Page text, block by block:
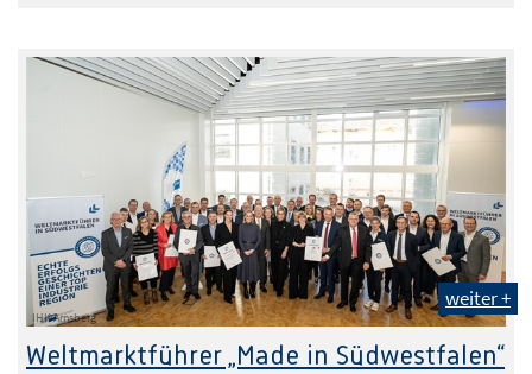
IHK Arnsberg
weiter +
Weltmarktführer „Made in Südwestfalen“